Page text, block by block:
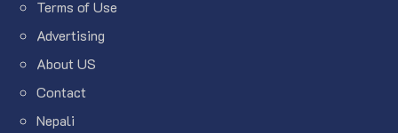
Terms of Use
Advertising
About US
Contact
Nepali